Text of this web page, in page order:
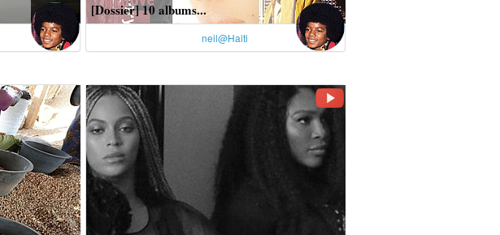
[Dossier] 10 albums...
neil@Haiti